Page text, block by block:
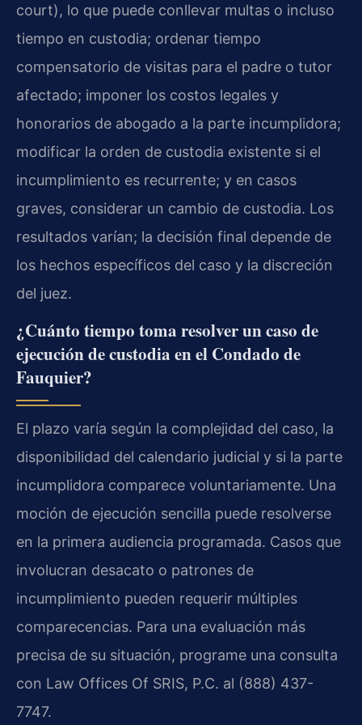
court), lo que puede conllevar multas o incluso
tiempo en custodia; ordenar tiempo
compensatorio de visitas para el padre o tutor
afectado; imponer los costos legales y
honorarios de abogado a la parte incumplidora;
modificar la orden de custodia existente si el
incumplimiento es recurrente; y en casos
graves, considerar un cambio de custodia. Los
resultados varían; la decisión final depende de
los hechos específicos del caso y la discreción
del juez.
¿Cuánto tiempo toma resolver un caso de
ejecución de custodia en el Condado de
Fauquier?
El plazo varía según la complejidad del caso, la
disponibilidad del calendario judicial y si la parte
incumplidora comparece voluntariamente. Una
moción de ejecución sencilla puede resolverse
en la primera audiencia programada. Casos que
involucran desacato o patrones de
incumplimiento pueden requerir múltiples
comparecencias. Para una evaluación más
precisa de su situación, programe una consulta
con Law Offices Of SRIS, P.C. al (888) 437-
7747.